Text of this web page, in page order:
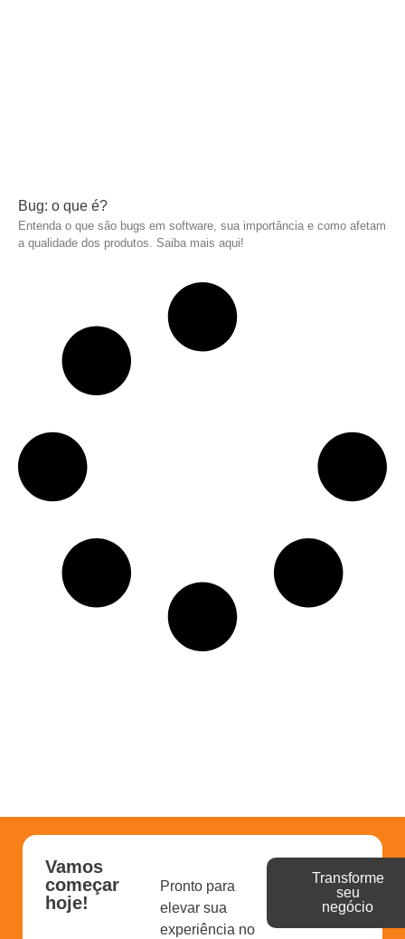
Bug: o que é?
Entenda o que são bugs em software, sua importância e como afetam
a qualidade dos produtos. Saiba mais aqui!
Vamos
começar
hoje!
Pronto para
elevar sua
experiência no
Transforme
seu
negócio